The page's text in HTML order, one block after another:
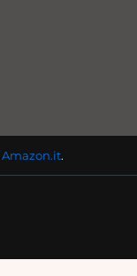
Amazon.it.